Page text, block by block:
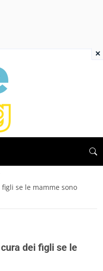
se le mamme sono
dei figli se le
×